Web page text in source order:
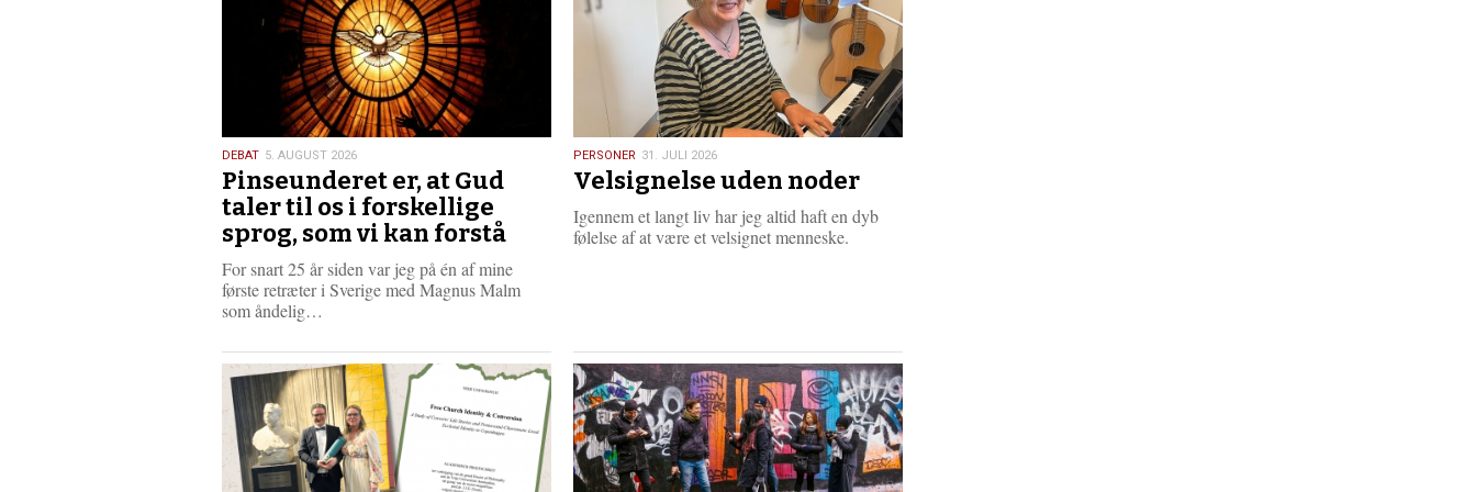
5.
august
2026
DEBAT 5. AUGUST 2026
Pinseunderet er, at Gud
taler til os i forskellige
sprog, som vi kan forstå
For snart 25 år siden var jeg på én af mine
første retræter i Sverige med Magnus Malm
som åndelig…
s
m
e
r
e
31.
juli
PERSONER 31. JULI 2026
Velsignelse uden noder
Igennem et langt liv har jeg altid haft en dyb
følelse af at være et velsignet menneske.